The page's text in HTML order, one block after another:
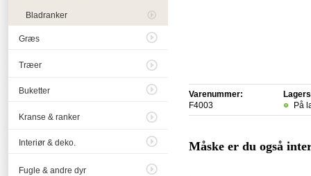
Bladranker
Græs
Træer
Buketter
Kranse & ranker
Interiør & deko.
Fugle & andre dyr
Varenummer:
F4003
På
Måske er du også